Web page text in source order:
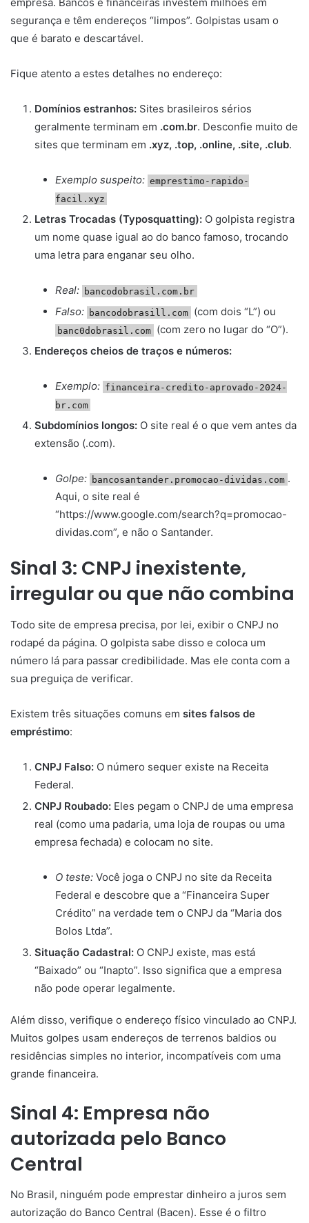
segurança e têm endereços “limpos”. Golpistas usam o
que é barato e descartável.
Fique atento a estes detalhes no endereço:
Domínios estranhos: Sites brasileiros sérios
geralmente terminam em .com.br. Desconfie muito de
sites que terminam em .xyz, .top, .online, .site, .club.
Exemplo suspeito: emprestimo-rapido-
facil.xyz
Letras Trocadas (Typosquatting): O golpista registra
um nome quase igual ao do banco famoso, trocando
uma letra para enganar seu olho.
Real: bancodobrasil.com.br
Falso: bancodobrasill.com (com dois “L”) ou
banc0dobrasil.com (com zero no lugar do “O”).
Endereços cheios de traços e números:
Exemplo: financeira-credito-aprovado-2024-
br.com
Subdomínios longos: O site real é o que vem antes da
extensão (.com).
Golpe: bancosantander.promocao-dividas.com .
Aqui, o site real é
“https://www.google.com/search?q=promocao-
dividas.com”, e não o Santander.
Sinal 3: CNPJ inexistente,
irregular ou que não combina
Todo site de empresa precisa, por lei, exibir o CNPJ no
rodapé da página. O golpista sabe disso e coloca um
número lá para passar credibilidade. Mas ele conta com a
sua preguiça de verificar.
Existem três situações comuns em sites falsos de
empréstimo:
CNPJ Falso: O número sequer existe na Receita
Federal.
CNPJ Roubado: Eles pegam o CNPJ de uma empresa
real (como uma padaria, uma loja de roupas ou uma
empresa fechada) e colocam no site.
O teste: Você joga o CNPJ no site da Receita
Federal e descobre que a “Financeira Super
Crédito” na verdade tem o CNPJ da “Maria dos
Bolos Ltda”.
Situação Cadastral: O CNPJ existe, mas está
“Baixado” ou “Inapto”. Isso significa que a empresa
não pode operar legalmente.
Além disso, verifique o endereço físico vinculado ao CNPJ.
Muitos golpes usam endereços de terrenos baldios ou
residências simples no interior, incompatíveis com uma
grande financeira.
Sinal 4: Empresa não
autorizada pelo Banco
Central
No Brasil, ninguém pode emprestar dinheiro a juros sem
autorização do Banco Central (Bacen). Esse é o filtro